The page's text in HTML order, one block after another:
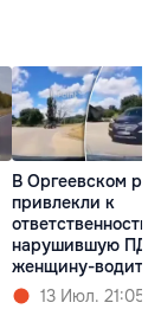
В Оргеевском
привлекли к
ответственности
нарушившую ПДД
женщину-
13 Июл. 21:05